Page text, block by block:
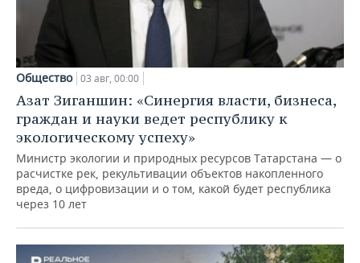
Общество 03 авг, 00:00
Азат Зиганшин: «Синергия власти, бизнеса,
граждан и науки ведет республику к
экологическому успеху»
Министр экологии и природных ресурсов Татарстана — о
расчистке рек, рекультивации объектов накопленного
вреда, о цифровизации и о том, какой будет республика
через 10 лет